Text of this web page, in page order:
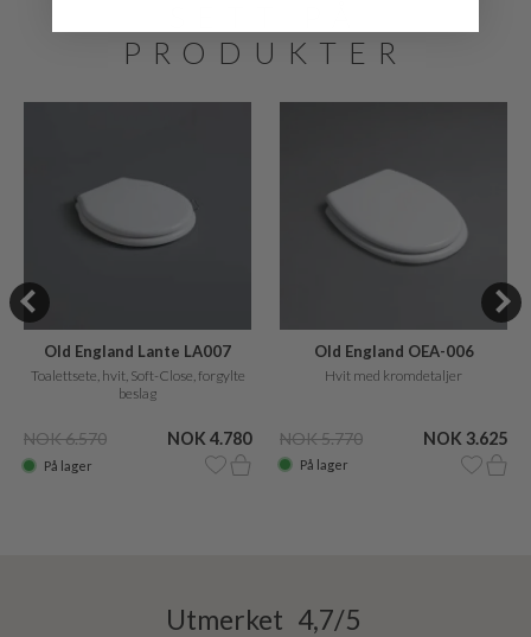
PRODUKTER
Old England Lante LA007
Toalettsete, hvit, Soft-Close, forgylte
beslag
NOK 6.570 NOK 4.780
På lager
Old England OEA-006
toiletsæde med soft close
Hvit med kromdetaljer
NOK 5.770 NOK 3.625
På lager
Utmerket 4,7/5